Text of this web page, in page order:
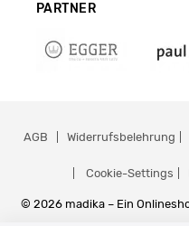
PARTNER
© 2026 madika – Ein
AGB Widerrufsbelehrung
Cookie-Settings